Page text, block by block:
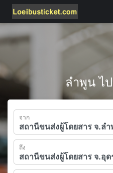
ลำพูน ไ
จาก
ถึง